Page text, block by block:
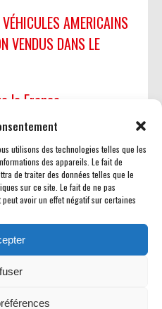
utilisons des technologies telles que les
des appareils. Le fait de
de traiter des données telles que le
sur ce site. Le fait de ne pas
avoir un effet négatif sur certaines
AMERICAINS
VENDUS DANS LE
la France.
Envoyer à un ami
vous aimerez